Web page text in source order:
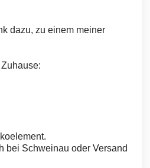
dazu, zu einem meiner
bei Schweinau oder Versand